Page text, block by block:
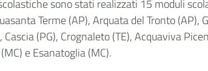
sono stati realizzati 15 moduli
Terme (AP), Arquata del Tronto (AP),
(PG), Crognaleto (TE), Acquaviva
e Esanatoglia (MC).